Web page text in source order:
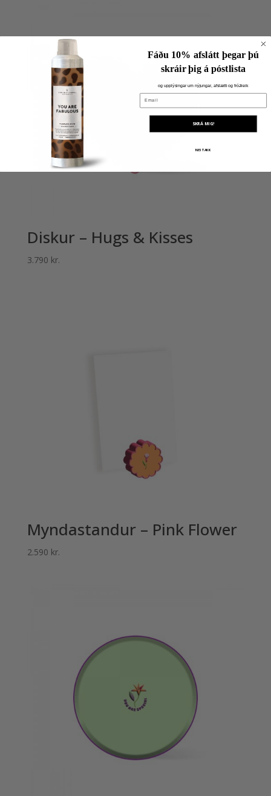
Diskur – Hugs & Kisses
3.790 kr.
Myndastandur – Pink Flower
2.590 kr.
Fáðu 10% afslátt þegar þú
skráir þig á póstlista
og upplýsingar um nýjungar, afslætti og fróðleik
Email
SKRÁ MIG!
NEI TAKK